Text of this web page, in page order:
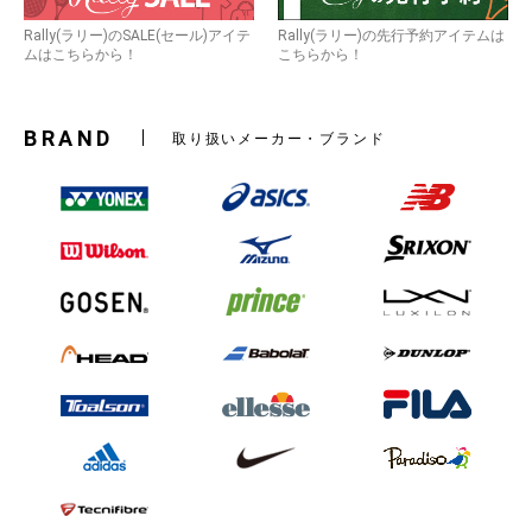
Rally(ラリー)のSALE(セール)アイテ
ムはこちらから！
Rally(ラリー)の先行予約アイテムは
こちらから！
BRAND 取り扱いメーカー・ブランド